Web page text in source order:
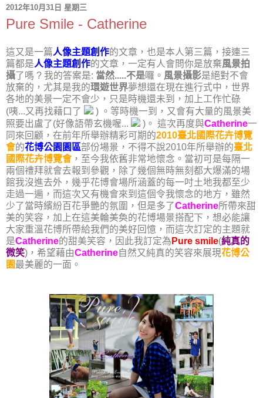
2012年10月31日 星期三
Pure Smile - Catherine
這又是一篇人像主題創作的文章，也是本人第三篇，接連三
篇都是人像主題創作的文章，一定有人會問你是放棄風景拍
攝了嗎 ? 我的答案是: 當然.....不是囉。 風景攝影是絕對不會
放棄的，尤其是我的環遊世界夢想還在現在進行式中，世界
各地的美景一定不會少，只是時機還未到，加上工作忙碌
(咦...又再找藉口了
) 。等時機一到，又會有大量的風景美
照要出盧了(好像語帶玄機喔...
)。 這次再度與Catherine一
同來回顧，在前年所舉辦精彩可期的2010臺北國際花卉博覽
會的花博公園園區部份場景，不得不說2010年所舉辦的臺北
國際花卉博覽會，至今我依舊非常地懷念。當初可是每隔一
兩個禮拜就會去報到參觀，除了幾個無時無刻都大爆滿的場
館我沒進去外，幾乎花博會場所涵蓋的每一吋土地我都至少
走過一遍，而這次又有機會來到這個令我懷念的地方，雖然
少了當時繽紛百花爭艷的氛圍，但是多了Catherine所帶來甜
美的笑容，加上在這美輪美奐的花博場景搭配下，想必能讓
大家重溫花博所帶給我們的美好回憶，而這次訂定的主題就
是Catherine的甜美笑容，因此我訂定為 Pure smile(純真的
微笑)，希望藉由Catherine自然又純真的笑容來展現花博公
園最美麗的一面。